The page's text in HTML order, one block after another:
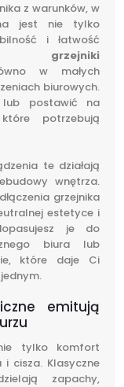
z warunków, w
jest nie tylko
i łatwość
grzejniki
w małych
biurowych.
postawić na
potrzebują
te działają
wnętrza.
grzejnika
estetyce i
je do
biura lub
które daje Ci
emitują
tylko komfort
cisza. Klasyczne
zapachy,